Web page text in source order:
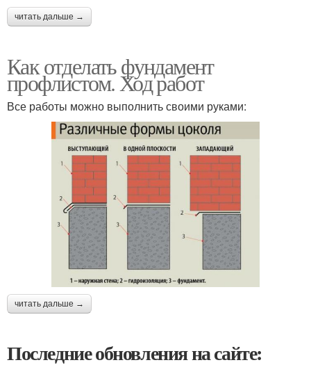
читать дальше →
Как отделать фундамент
профлистом. Ход работ
Все работы можно выполнить своими руками:
читать дальше →
Последние обновления на сайте: